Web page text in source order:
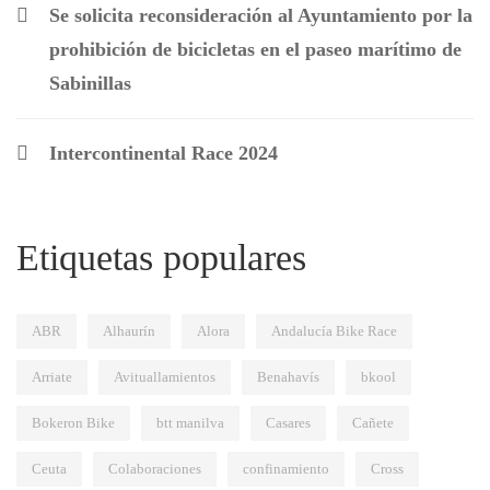
Se solicita reconsideración al Ayuntamiento por la
prohibición de bicicletas en el paseo marítimo de
Sabinillas
Intercontinental Race 2024
Etiquetas populares
ABR Alhaurín Alora Andalucía Bike Race
Arriate Avituallamientos Benahavís bkool
Bokeron Bike btt manilva Casares Cañete
Ceuta Colaboraciones confinamiento Cross